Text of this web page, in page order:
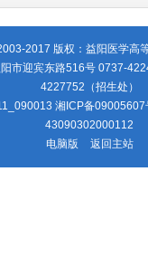
2017 版权：益阳医学高
阳市迎宾东路516号 0737-
4227752（招生处）
湘ICP备
43090302000112
电脑版
返回主站